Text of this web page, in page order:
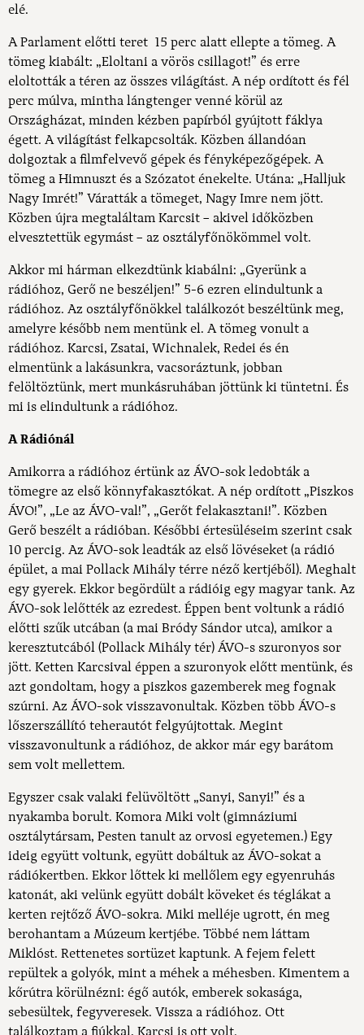
elé.
A Parlament előtti teret 15 perc alatt ellepte a tömeg. A
tömeg kiabált: „Eloltani a vörös csillagot!” és erre
eloltották a téren az összes világítást. A nép ordított és fél
perc múlva, mintha lángtenger venné körül az
Országházat, minden kézben papírból gyújtott fáklya
égett. A világítást felkapcsolták. Közben állandóan
dolgoztak a filmfelvevő gépek és fényképezőgépek. A
tömeg a Himnuszt és a Szózatot énekelte. Utána: „Halljuk
Nagy Imrét!” Váratták a tömeget, Nagy Imre nem jött.
Közben újra megtaláltam Karcsit – akivel időközben
elvesztettük egymást – az osztályfőnökömmel volt.
Akkor mi hárman elkezdtünk kiabálni: „Gyerünk a
rádióhoz, Gerő ne beszéljen!” 5-6 ezren elindultunk a
rádióhoz. Az osztályfőnökkel találkozót beszéltünk meg,
amelyre később nem mentünk el. A tömeg vonult a
rádióhoz. Karcsi, Zsatai, Wichnalek, Redei és én
elmentünk a lakásunkra, vacsoráztunk, jobban
felöltöztünk, mert munkásruhában jöttünk ki tüntetni. És
mi is elindultunk a rádióhoz.
A Rádiónál
Amikorra a rádióhoz értünk az ÁVO-sok ledobták a
tömegre az első könnyfakasztókat. A nép ordított „Piszkos
ÁVO!”, „Le az ÁVO-val!”, „Gerőt felakasztani!”. Közben
Gerő beszélt a rádióban. Későbbi értesüléseim szerint csak
10 percig. Az ÁVO-sok leadták az első lövéseket (a rádió
épület, a mai Pollack Mihály térre néző kertjéből). Meghalt
egy gyerek. Ekkor begördült a rádióig egy magyar tank. Az
ÁVO-sok lelőtték az ezredest. Éppen bent voltunk a rádió
előtti szűk utcában (a mai Bródy Sándor utca), amikor a
keresztutcából (Pollack Mihály tér) ÁVO-s szuronyos sor
jött. Ketten Karcsival éppen a szuronyok előtt mentünk, és
azt gondoltam, hogy a piszkos gazemberek meg fognak
szúrni. Az ÁVO-sok visszavonultak. Közben több ÁVO-s
lőszerszállító teherautót felgyújtottak. Megint
visszavonultunk a rádióhoz, de akkor már egy barátom
sem volt mellettem.
Egyszer csak valaki felüvöltött „Sanyi, Sanyi!” és a
nyakamba borult. Komora Miki volt (gimnáziumi
osztálytársam, Pesten tanult az orvosi egyetemen.) Egy
ideig együtt voltunk, együtt dobáltuk az ÁVO-sokat a
rádiókertben. Ekkor lőttek ki mellőlem egy egyenruhás
katonát, aki velünk együtt dobált köveket és téglákat a
kerten rejtőző ÁVO-sokra. Miki melléje ugrott, én meg
berohantam a Múzeum kertjébe. Többé nem láttam
Miklóst. Rettenetes sortüzet kaptunk. A fejem felett
repültek a golyók, mint a méhek a méhesben. Kimentem a
kőrútra körülnézni: égő autók, emberek sokasága,
sebesültek, fegyveresek. Vissza a rádióhoz. Ott
találkoztam a fiúkkal, Karcsi is ott volt.